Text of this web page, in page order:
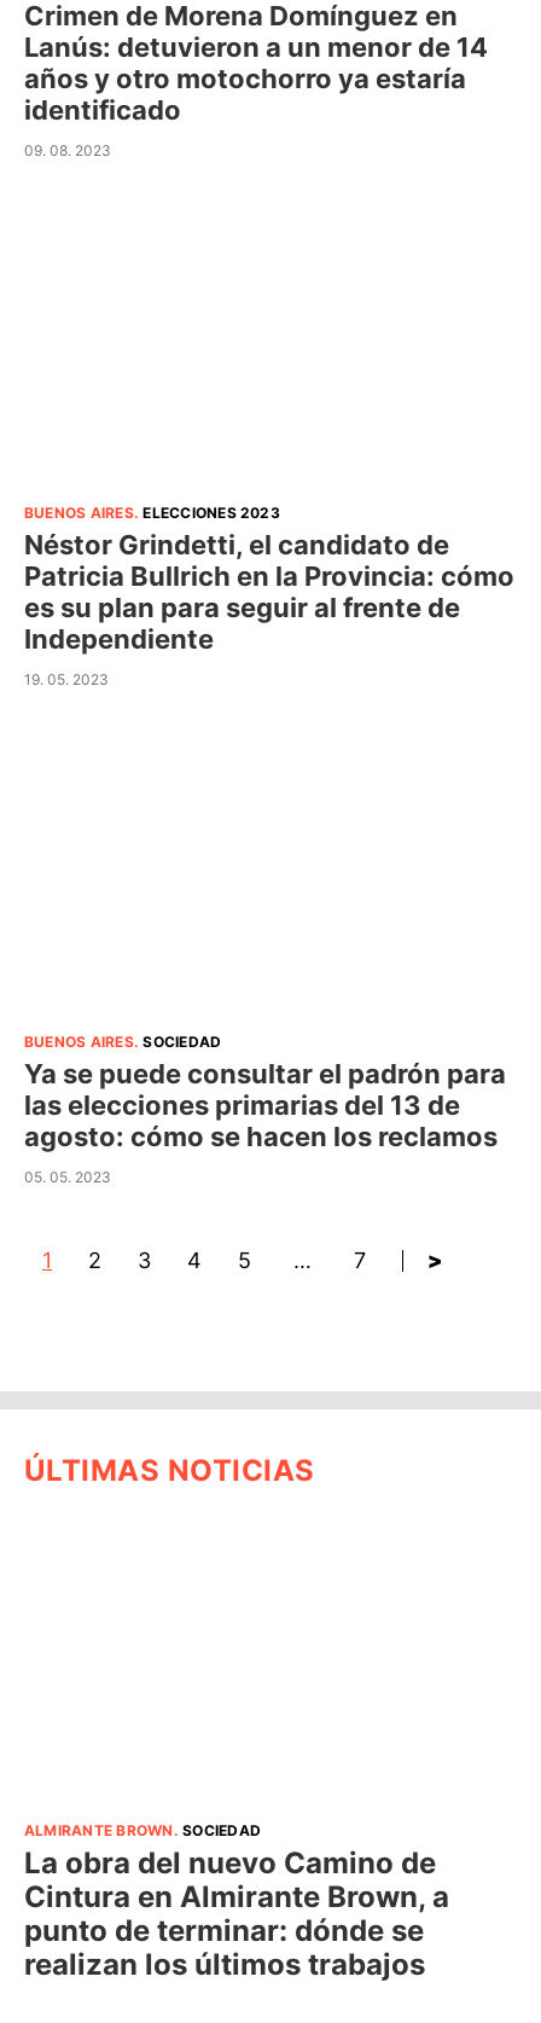
Crimen de Morena Domínguez en
Lanús: detuvieron a un menor de 14
años y otro motochorro ya estaría
identificado
09. 08. 2023
BUENOS AIRES.ELECCIONES 2023
Néstor Grindetti, el candidato de
Patricia Bullrich en la Provincia: cómo
es su plan para seguir al frente de
Independiente
19. 05. 2023
BUENOS AIRES.SOCIEDAD
Ya se puede consultar el padrón para
las elecciones primarias del 13 de
agosto: cómo se hacen los reclamos
05. 05. 2023
1 2 3 4 5 … 7 >
ÚLTIMAS NOTICIAS
ALMIRANTE BROWN .SOCIEDAD
La obra del nuevo Camino de
Cintura en Almirante Brown, a
punto de terminar: dónde se
realizan los últimos trabajos